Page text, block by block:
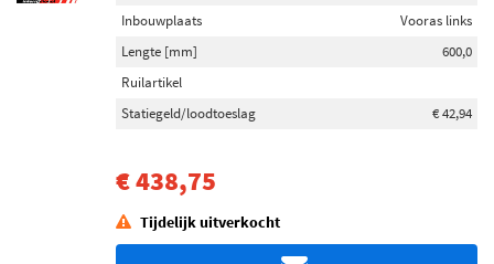
Inbouwplaats
Vooras links
Lengte [mm]
600,0
Ruilartikel
Statiegeld/loodtoeslag
€ 42,94
€ 438,75
Tijdelijk uitverkocht